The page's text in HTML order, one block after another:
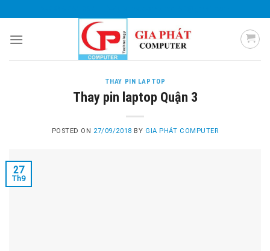
to
content
THAY PIN LAPTOP
Thay pin laptop Quận 3
POSTED ON 27/09/2018 BY GIA PHÁT COMPUTER
27
Th9